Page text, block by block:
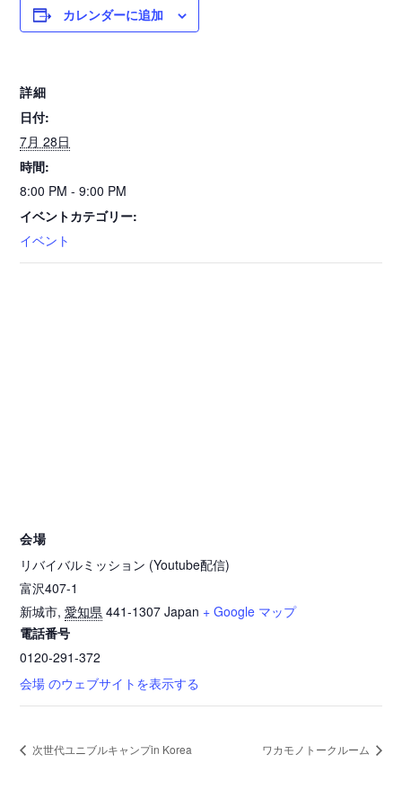
カレンダーに追加
詳細
日付:
7月 28日
時間:
8:00 PM - 9:00 PM
イベントカテゴリー:
イベント
会場
リバイバルミッション (Youtube配信)
富沢407-1
新城市, 愛知県 441-1307 Japan + Google マップ
電話番号
0120-291-372
会場 のウェブサイトを表示する
次世代ユニブルキャンプin Korea ワカモノトークルーム